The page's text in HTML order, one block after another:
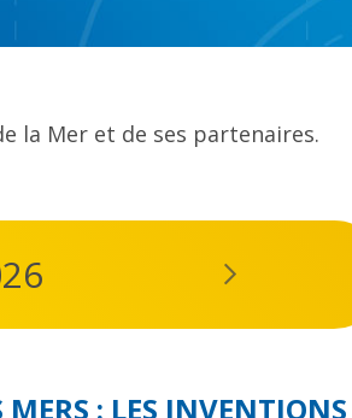
la Mer et de ses partenaires.
MERS : LES INVENTIONS